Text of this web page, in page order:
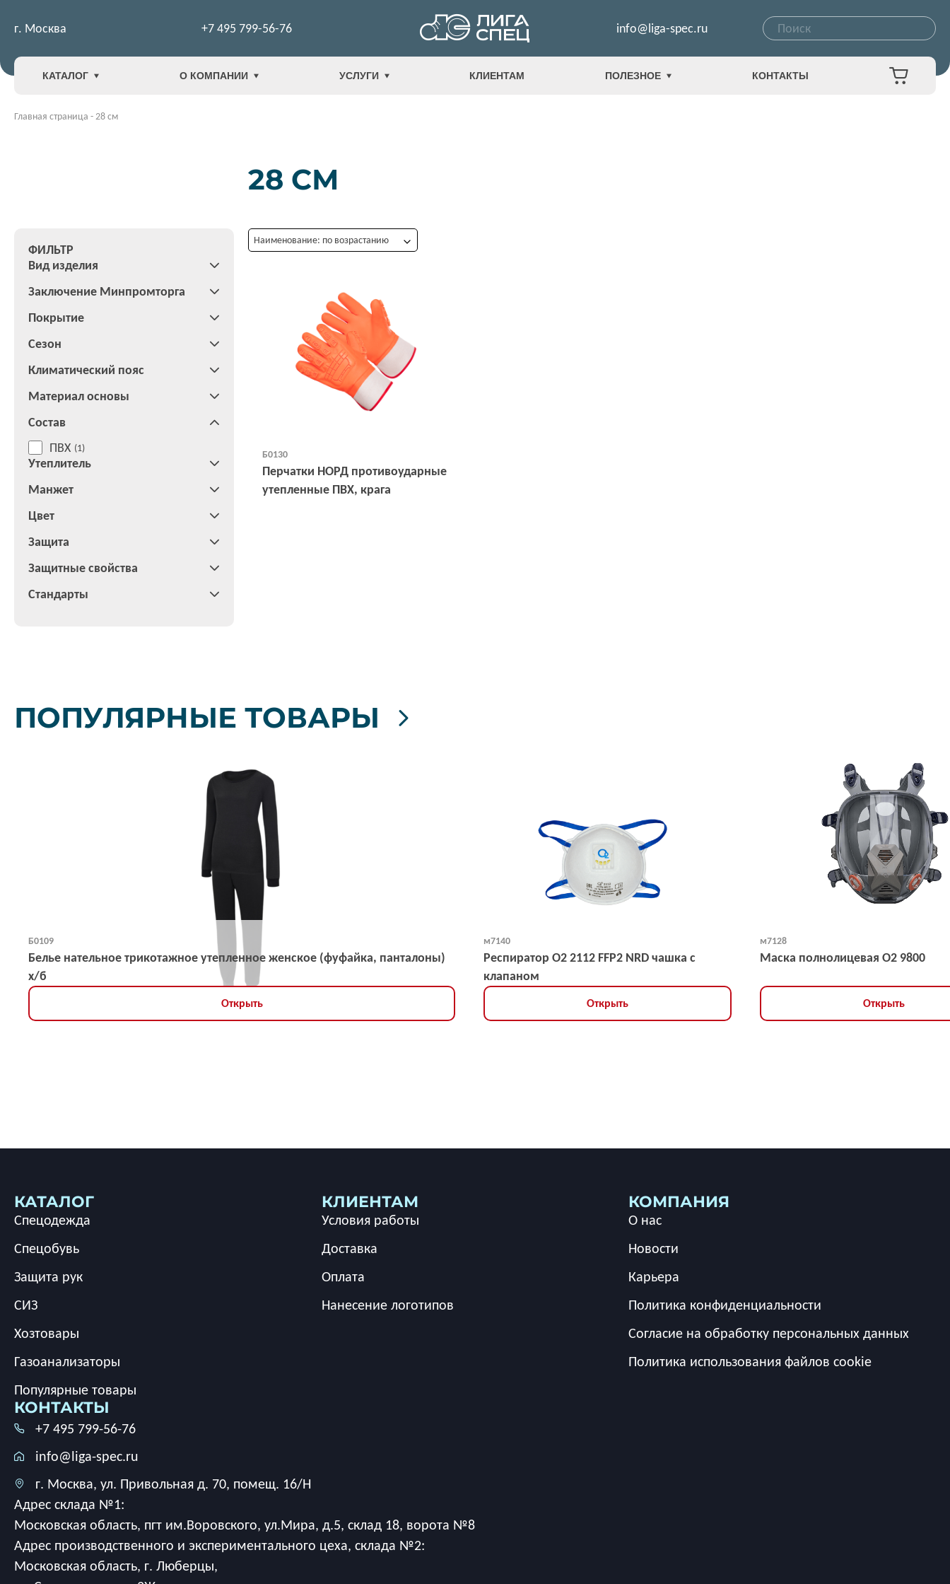
г. Москва +7 495 799-56-76 info@liga-spec.ru
КАТАЛОГ О КОМПАНИИ УСЛУГИ КЛИЕНТАМ ПОЛЕЗНОЕ КОНТАКТЫ
Главная страница -28 см
28 СМ
ФИЛЬТР
Вид изделия
Заключение Минпромторга
Покрытие
Сезон
Климатический пояс
Материал основы
Состав
ПВХ (1)
Утеплитель
Манжет
Цвет
Защита
Защитные свойства
Стандарты
Наименование: по возрастанию
Б0130
Перчатки НОРД противоударные
утепленные ПВХ, крага
ПОПУЛЯРНЫЕ ТОВАРЫ
Б0109
Белье нательное трикотажное утепленное женское (фуфайка, панталоны)
х/б
Открыть
м7140
Респиратор О2 2112 FFP2 NRD чашка с
клапаном
Открыть
м7128
Маска полнолицевая O2 9800
Открыть
КАТАЛОГ
Спецодежда
Спецобувь
Защита рук
СИЗ
Хозтовары
Газоанализаторы
Популярные товары
КЛИЕНТАМ
Условия работы
Доставка
Оплата
Нанесение логотипов
КОМПАНИЯ
О нас
Новости
Карьера
Политика конфиденциальности
Согласие на обработку персональных данных
Политика использования файлов cookie
КОНТАКТЫ
+7 495 799-56-76
info@liga-spec.ru
г. Москва, ул. Привольная д. 70, помещ. 16/Н
Адрес склада №1:
Московская область, пгт им.Воровского, ул.Мира, д.5, склад 18, ворота №8
Адрес производственного и экспериментального цеха, склада №2:
Московская область, г. Люберцы,